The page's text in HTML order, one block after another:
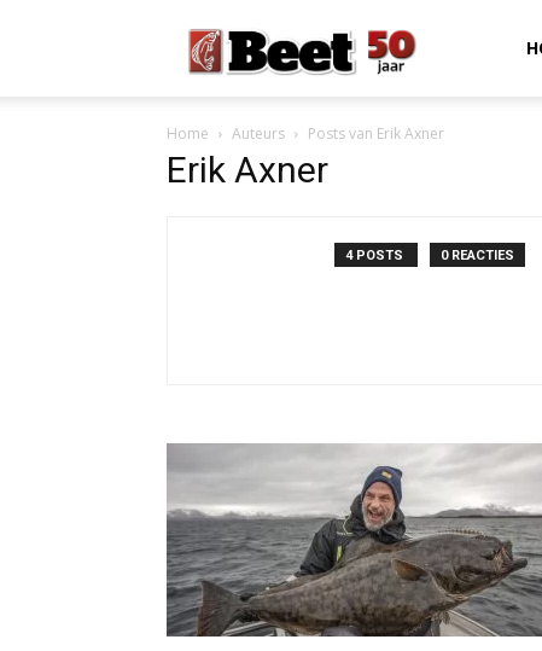
Magazine
Home Auteurs Posts van Erik Axner
Erik Axner
4 POSTS 0 REACTIES